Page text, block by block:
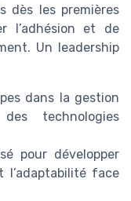
dès les premières
l’adhésion et de
Un leadership
dans la gestion
technologies
pour développer
l’adaptabilité face